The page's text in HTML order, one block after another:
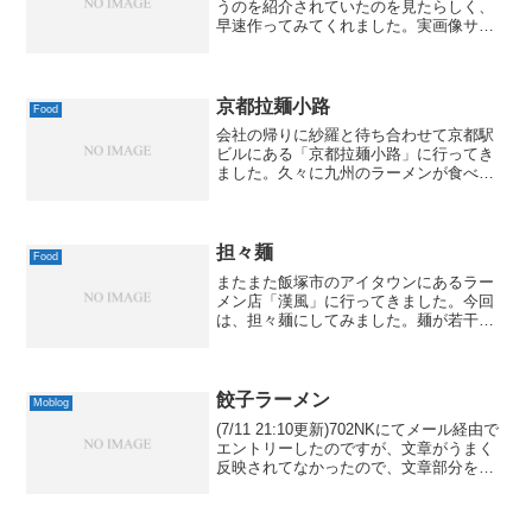
うのを紹介されていたのを見たらしく、
早速作ってみてくれました。実画像サイ
Food 京都拉麺小路
会社の帰りに紗羅と待ち合わせて京都駅
ビルにある「京都拉麺小路」に行ってき
ました。久々に九州のラーメンが食べた
の通り、豚の三枚身のでっか...
Food 担々麺
またまた飯塚市のアイタウンにあるラー
メン店「漢風」に行ってきました。今回
は、担々麺にしてみました。麺が若干、
都のものは白っぽいうどんの...
Moblog 餃子ラーメン
(7/11 21:10更新)702NKにてメール経由で
エントリーしたのですが、文章がうまく
反映されてなかったので、文章部分を追